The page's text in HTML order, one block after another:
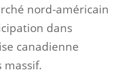
nord-américain
dans
canadienne
massif.